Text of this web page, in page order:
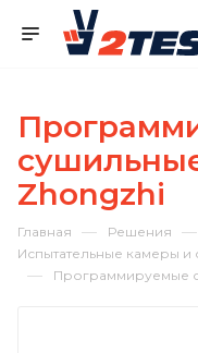
Zhongzhi
Главная — Решения —
Испытательные камеры и
— Программируемые